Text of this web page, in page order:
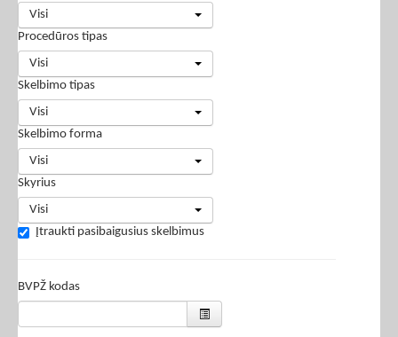
Visi
Procedūros tipas
Visi
Skelbimo tipas
Visi
Skelbimo forma
Visi
Skyrius
Visi
Įtraukti pasibaigusius skelbimus
BVPŽ kodas